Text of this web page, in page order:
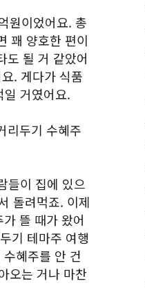
원이었어요. 총
꽤 양호한 편이
도 될 거 같았어
. 게다가 식품
거였어요.
리두기 수혜주
들이 집에 있으
돌려먹죠. 이제
뜰 때가 왔어
기 테마주 여행
혜주를 안 건
오는 거나 마찬